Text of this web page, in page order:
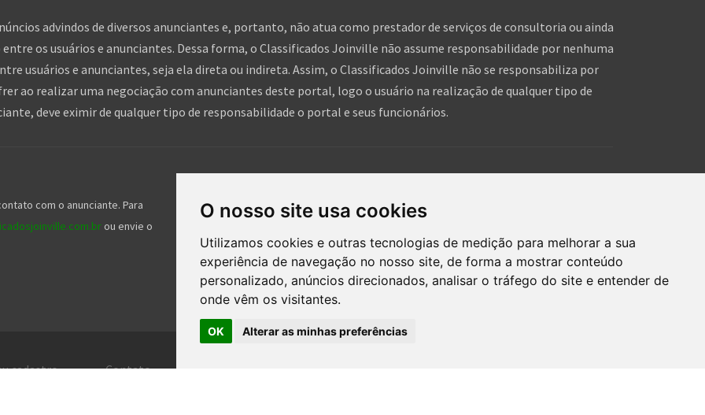
O nosso site usa cookies
Utilizamos cookies e outras tecnologias de medição para melhorar a sua
experiência de navegação no nosso site, de forma a mostrar conteúdo
personalizado, anúncios direcionados, analisar o tráfego do site e entender de
onde vêm os visitantes.
OK Alterar as minhas preferências
advindos de diversos anunciantes e, portanto, não atua como prestador de serviços de consultoria ou ainda
os usuários e anunciantes. Dessa forma, o Classificados Joinville não assume responsabilidade por nenhuma
usuários e anunciantes, seja ela direta ou indireta. Assim, o Classificados Joinville não se responsabiliza por
ao realizar uma negociação com anunciantes deste portal, logo o usuário na realização de qualquer tipo de
deve eximir de qualquer tipo de responsabilidade o portal e seus funcionários.
com o anunciante. Para
ou envie o
Nossos serviços gratuitos ajudam milhares de pessoas, que tal você dar um forcinha pra
cadastro Contato